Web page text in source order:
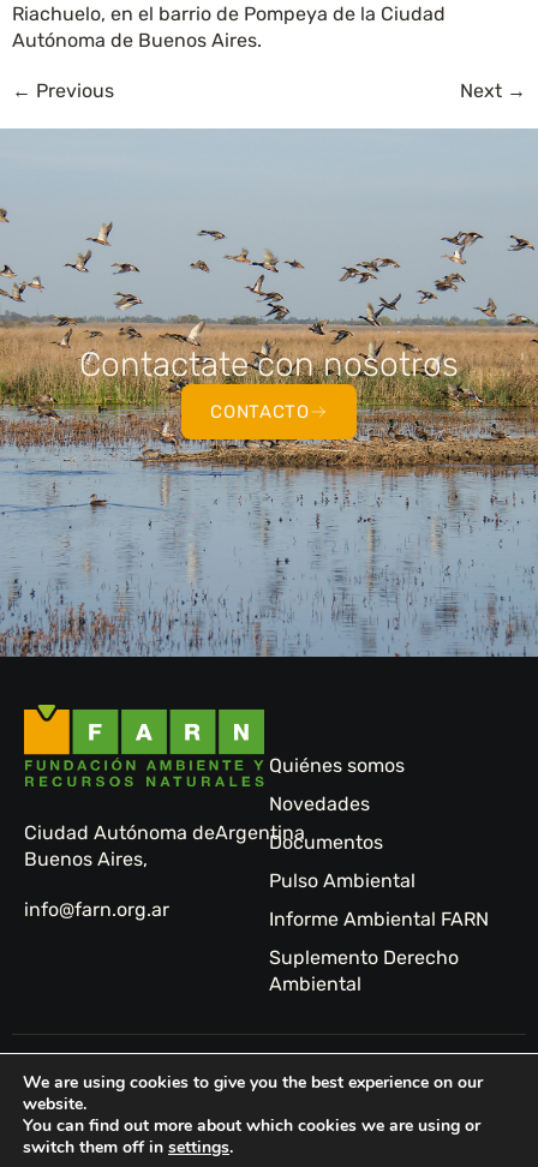
Riachuelo, en el barrio de Pompeya de la Ciudad
Autónoma de Buenos Aires.
← Previous Next →
Contactate con nosotros
CONTACTO
Ciudad Autónoma de
Buenos Aires,
Argentina
info@farn.org.ar
Quiénes somos
Novedades
Documentos
Pulso Ambiental
Informe Ambiental FARN
Suplemento Derecho
Ambiental
© 2024 FARN -
Ambiente y
Tormenta
We are using cookies to give you the best experience on our
website.
You can find out more about which cookies we are using or
switch them off in settings.